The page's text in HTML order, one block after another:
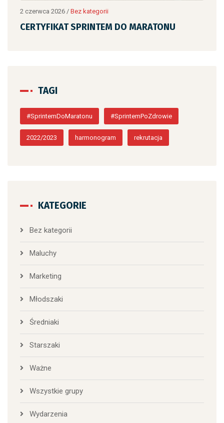
2 czerwca 2026 / Bez kategorii
CERTYFIKAT SPRINTEM DO MARATONU
TAGI
#SprintemDoMaratonu #SprintemPoZdrowie
2022/2023 harmonogram rekrutacja
KATEGORIE
Bez kategorii
Maluchy
Marketing
Młodszaki
Średniaki
Starszaki
Ważne
Wszystkie grupy
Wydarzenia